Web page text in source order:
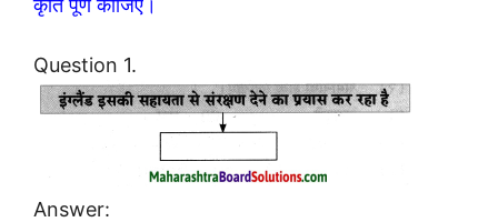
कृति पूर्ण कीजिए।
Question 1.
Answer: